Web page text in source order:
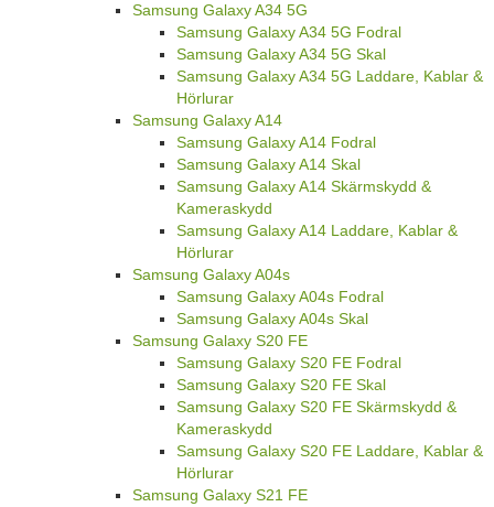
Samsung Galaxy A34 5G
Samsung Galaxy A34 5G Fodral
Samsung Galaxy A34 5G Skal
Samsung Galaxy A34 5G Laddare, Kablar &
Hörlurar
Samsung Galaxy A14
Samsung Galaxy A14 Fodral
Samsung Galaxy A14 Skal
Samsung Galaxy A14 Skärmskydd &
Kameraskydd
Samsung Galaxy A14 Laddare, Kablar &
Hörlurar
Samsung Galaxy A04s
Samsung Galaxy A04s Fodral
Samsung Galaxy A04s Skal
Samsung Galaxy S20 FE
Samsung Galaxy S20 FE Fodral
Samsung Galaxy S20 FE Skal
Samsung Galaxy S20 FE Skärmskydd &
Kameraskydd
Samsung Galaxy S20 FE Laddare, Kablar &
Hörlurar
Samsung Galaxy S21 FE